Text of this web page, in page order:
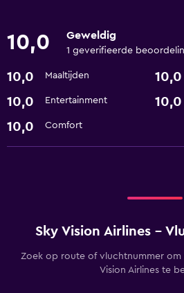
10,0 Geweldig
1 geverifieerde
10,0 Maaltijden 10,0
10,0 Entertainment 10,0
10,0 Comfort
Sky Vision Airlines -
Zoek op route of vluchtnummer om
Vision Airlines te